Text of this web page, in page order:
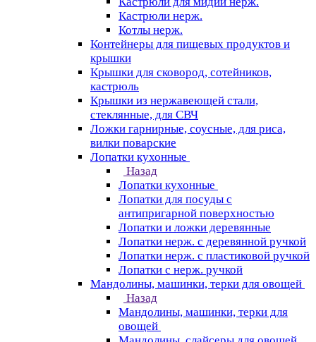
Кастрюли нерж.
Котлы нерж.
Контейнеры для пищевых продуктов и
крышки
Крышки для сковород, сотейников,
кастрюль
Крышки из нержавеющей стали,
стеклянные, для СВЧ
Ложки гарнирные, соусные, для риса,
вилки поварские
Лопатки кухонные
Назад
Лопатки кухонные
Лопатки для посуды с
антипригарной поверхностью
Лопатки и ложки деревянные
Лопатки нерж. с деревянной ручкой
Лопатки нерж. с пластиковой ручкой
Лопатки с нерж. ручкой
Мандолины, машинки, терки для овощей
Назад
Мандолины, машинки, терки для
овощей